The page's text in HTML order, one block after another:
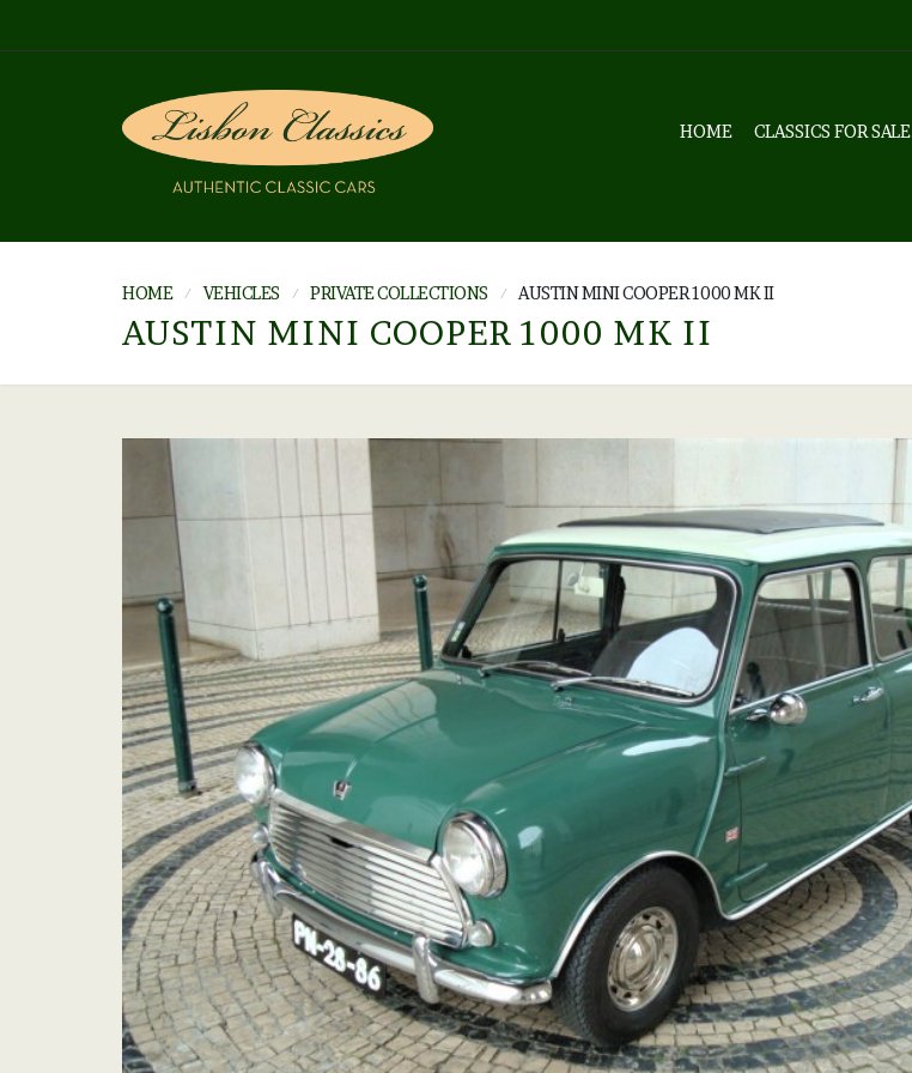
HOME CLASSICS FOR SALE
HOME VEHICLES PRIVATE COLLECTIONS AUSTIN MINI COOPER 1000 MK II
AUSTIN MINI COOPER 1000 MK II